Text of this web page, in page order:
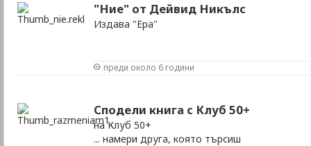
"Ние" от Дейвид Никълс
Издава "Ера"
преди около 6 години
Сподели книга с Клуб 50+
на Клуб 50+
... намери друга, която търсиш